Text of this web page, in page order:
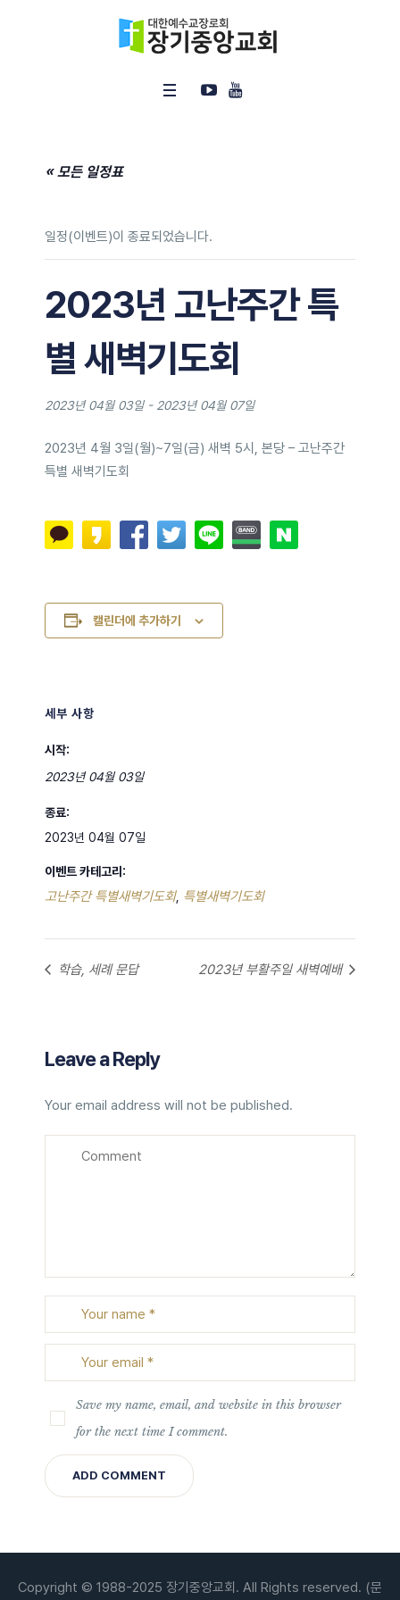
« 모든 일정표
일정(이벤트)이 종료되었습니다.
2023년 고난주간 특
별 새벽기도회
2023년 04월 03일- 2023년 04월 07일
2023년 4월 3일(월)~7일(금) 새벽 5시, 본당 – 고난주간
특별 새벽기도회
캘린더에 추가하기
세부 사항
시작:
2023년 04월 03일
종료:
2023년 04월 07일
이벤트 카테고리:
고난주간 특별새벽기도회, 특별새벽기도회
학습, 세례 문답 2023년 부활주일 새벽예배
Leave a Reply
Your email address will not be published.
Save my name, email, and website in this browser
for the next time I comment.
Copyright © 1988-2025 장기중앙교회. All Rights reserved. (문